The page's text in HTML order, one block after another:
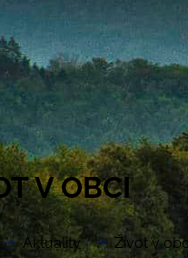
V OBCI
Aktuality Život v obci